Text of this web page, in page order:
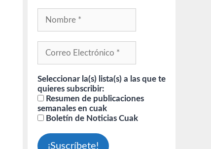
Seleccionar la(s) lista(s) a las que te
quieres subscribir:
Resumen de publicaciones
semanales en cuak
Boletín de Noticias Cuak